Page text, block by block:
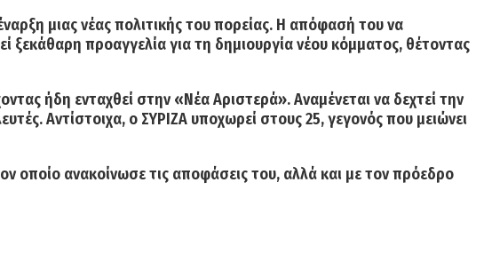
μιας νέας πολιτικής του πορείας. Η απόφασή του να
ξεκάθαρη προαγγελία για τη δημιουργία νέου κόμματος, θέτοντας
ήδη ενταχθεί στην «Νέα Αριστερά». Αναμένεται να δεχτεί την
Αντίστοιχα, ο ΣΥΡΙΖΑ υποχωρεί στους 25, γεγονός που μειώνει
οποίο ανακοίνωσε τις αποφάσεις του, αλλά και με τον πρόεδρο